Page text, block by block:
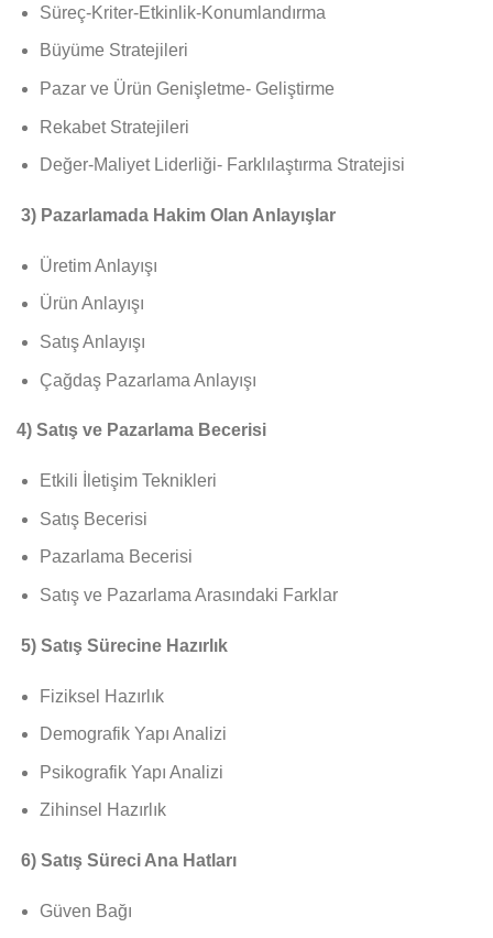
Süreç-Kriter-Etkinlik-Konumlandırma
Büyüme Stratejileri
Pazar ve Ürün Genişletme- Geliştirme
Rekabet Stratejileri
Değer-Maliyet Liderliği- Farklılaştırma Stratejisi
3) Pazarlamada Hakim Olan Anlayışlar
Üretim Anlayışı
Ürün Anlayışı
Satış Anlayışı
Çağdaş Pazarlama Anlayışı
4) Satış ve Pazarlama Becerisi
Etkili İletişim Teknikleri
Satış Becerisi
Pazarlama Becerisi
Satış ve Pazarlama Arasındaki Farklar
5) Satış Sürecine Hazırlık
Fiziksel Hazırlık
Demografik Yapı Analizi
Psikografik Yapı Analizi
Zihinsel Hazırlık
6) Satış Süreci Ana Hatları
Güven Bağı